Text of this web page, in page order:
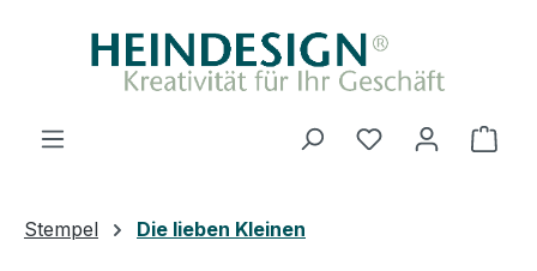
Zum Hauptinhalt springen
Du hast 0
Stempel Die lieben Kleinen